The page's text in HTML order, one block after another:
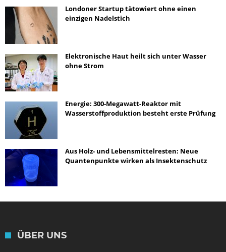
Londoner Startup tätowiert ohne einen
einzigen Nadelstich
Elektronische Haut heilt sich unter Wasser
ohne Strom
Energie: 300-Megawatt-Reaktor mit
Wasserstoffproduktion besteht erste Prüfung
Aus Holz- und Lebensmittelresten: Neue
Quantenpunkte wirken als Insektenschutz
ÜBER UNS